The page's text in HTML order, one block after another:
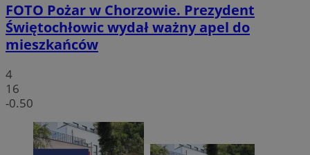
FOTO Pożar w Chorzowie. Prezydent
Świętochłowic wydał ważny apel do
mieszkańców
4
16
-0.50